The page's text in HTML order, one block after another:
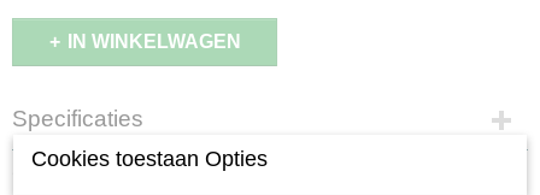
IN WINKELWAGEN
Specificaties
Productcode leverancier
Omschrijving
Cookies toestaan Opties